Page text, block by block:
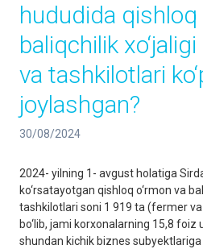
hududida qishloq
baliqchilik
va tashkilotlari
joylashgan?
30/08/2024
2024- yilning 1- avgust holatiga
ko‘rsatayotgan qishloq o‘rmon va
tashkilotlari soni 1 919 ta (fermer va
bo‘lib, jami korxonalarning 15,8 foiz
shundan kichik biznes